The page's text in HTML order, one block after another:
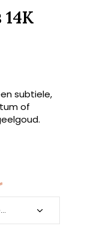
subtiele,
of
*